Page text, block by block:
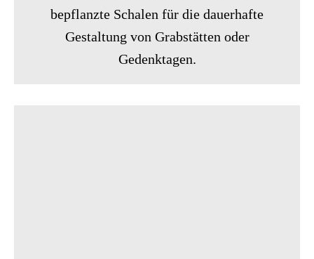
bepflanzte Schalen für die dauerhafte
Gestaltung von Grabstätten oder
Gedenktagen.